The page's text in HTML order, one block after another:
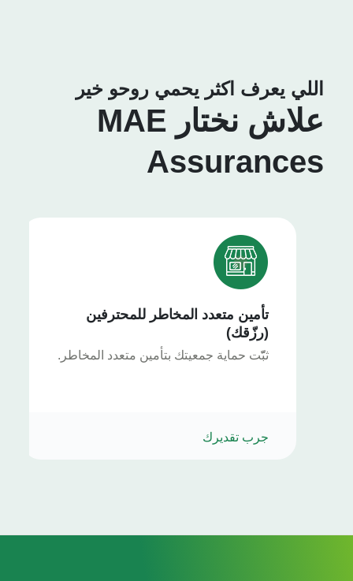
اللي يعرف اكثر يحمي روحو خير
علاش نختار MAE
Assurances
تأمين متعدد المخاطر للمحترفين
(رزّقك)
ثبّّت حماية جمعيتك بتأمين متعدد المخاطر.
جرب تقديرك